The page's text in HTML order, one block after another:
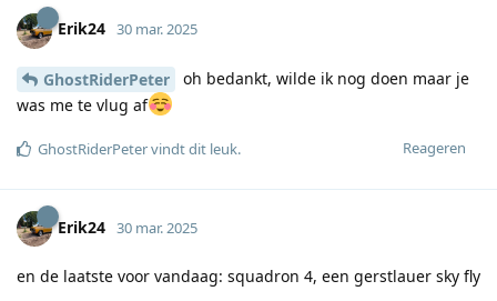
Erik24 30 mar. 2025
GhostRiderPeter
oh bedankt, wilde ik nog doen maar je
was me te vlug af
Reageren
GhostRiderPetervindt dit leuk.
Erik24 30 mar. 2025
en de laatste voor vandaag: squadron 4, een gerstlauer sky fly